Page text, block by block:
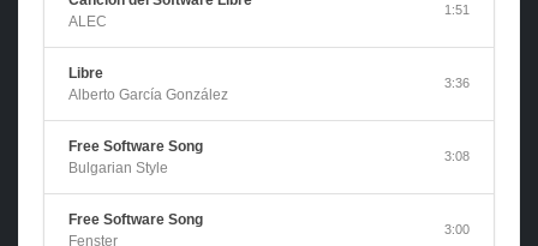
ALEC
1:51
Libre
Alberto García González
3:36
Free Software Song
Bulgarian Style
3:08
Free Software Song
Fenster
3:00